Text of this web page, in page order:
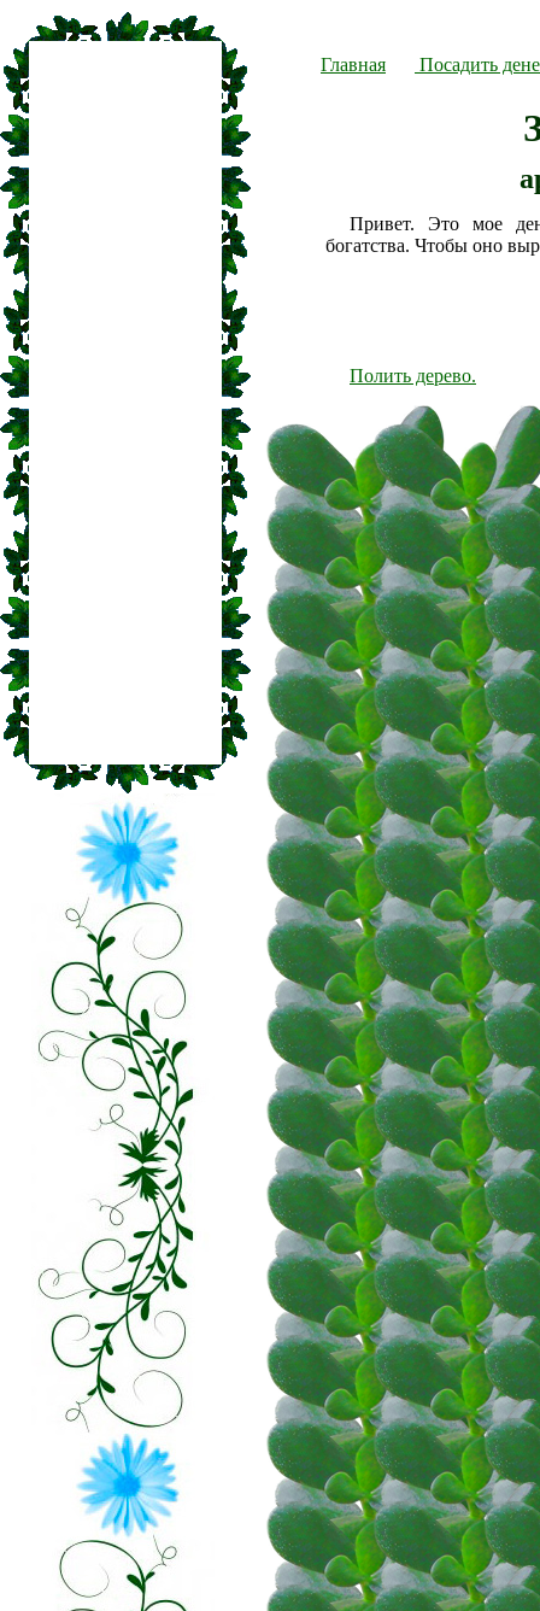
Главная Посадить
Привет. Это мое
богатства. Чтобы оно
Полить дерево.